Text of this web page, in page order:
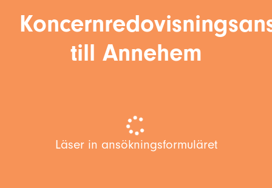
till Annehem
Läser in ansökningsformuläret